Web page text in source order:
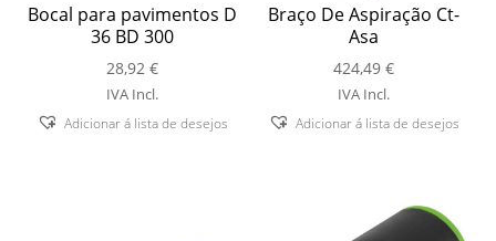
Bocal para pavimentos D
36 BD 300
28,92 €
IVA Incl.
Adicionar á lista de desejos
Braço De Aspiração Ct-
Asa
424,49€
IVA Incl.
Adicionar á lista de desejos